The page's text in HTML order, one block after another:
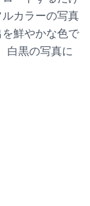
カラーの写真
鮮やかな色で
白黒の写真に